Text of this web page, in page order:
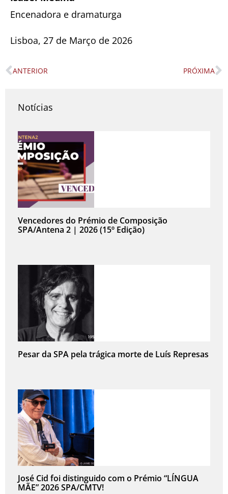
Encenadora e dramaturga
Lisboa, 27 de Março de 2026
Prev
ANTERIOR PRÓXIMA
Notícias
Vencedores do Prémio de Composição
SPA/Antena 2 | 2026 (15º Edição)
Pesar da SPA pela trágica morte de Luís Represas
José Cid foi distinguido com o Prémio “LÍNGUA
MÃE” 2026 SPA/CMTV!